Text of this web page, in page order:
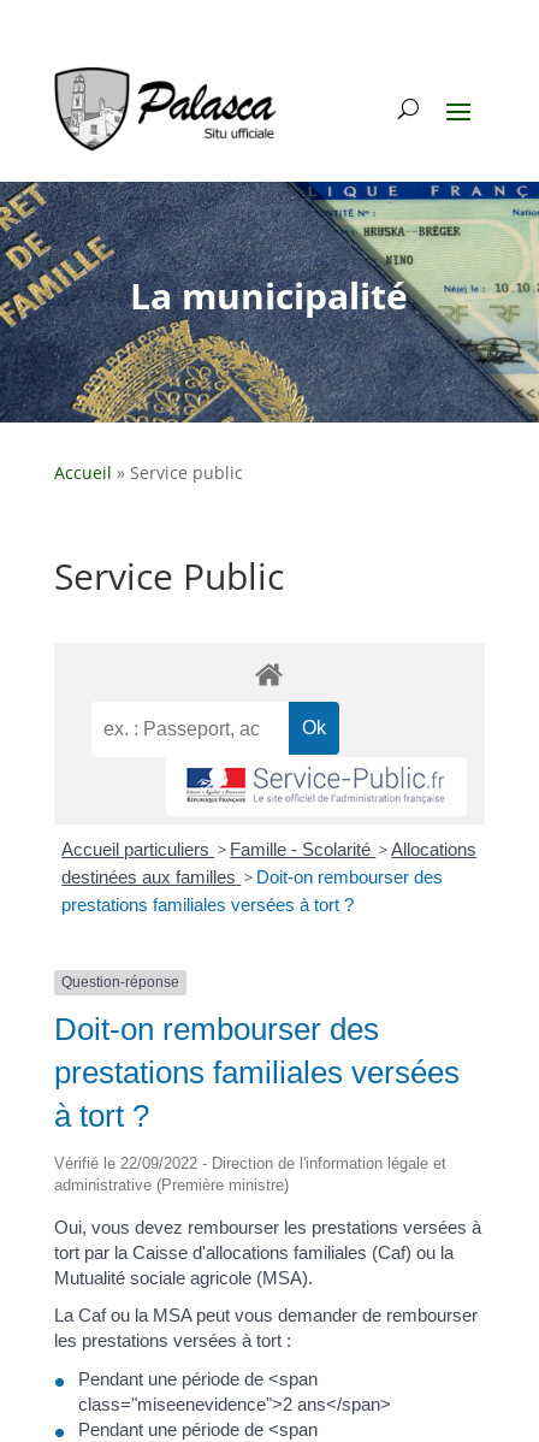
La municipalité
Accueil » Service public
Service Public
Accueil particuliers > Famille - Scolarité >Allocations
destinées aux familles > Doit-on rembourser des
prestations familiales versées à tort ?
Question-réponse
Doit-on rembourser des
prestations familiales versées
à tort ?
Vérifié le 22/09/2022 - Direction de l'information légale et
administrative (Première ministre)
Oui, vous devez rembourser les prestations versées à
tort par la Caisse d'allocations familiales (Caf) ou la
Mutualité sociale agricole (MSA).
La Caf ou la MSA peut vous demander de rembourser
les prestations versées à tort :
Pendant une période de <span
class="miseenevidence">2 ans</span>
Pendant une période de <span